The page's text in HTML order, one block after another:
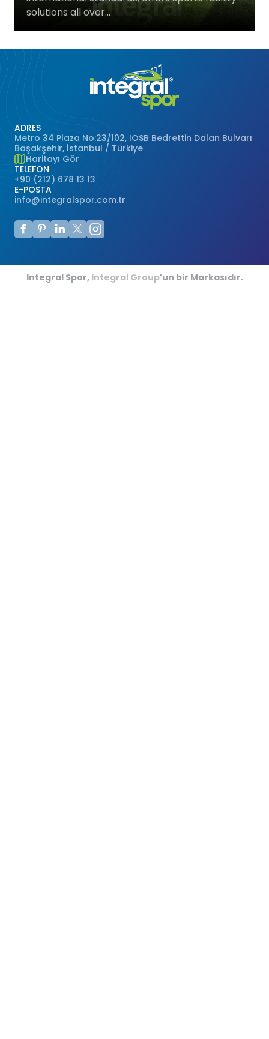
Basketbol Salonları
Voleybol Sahaları
Hentbol Sahaları
Hokey Sahaları
Beyzbol Sahaları
Ragbi Sahaları
Badminton Kortları
Doğal Çim
solutions all over...
ADRES
Metro 34 Plaza No:23/102, İOSB Bedrettin Dalan Bulvarı
Başakşehir, İstanbul / Türkiye
Haritayı Gör
TELEFON
+90 (212) 678 13 13
E-POSTA
info@integralspor.com.tr
Integral Spor, Integral Group'un bir Markasıdır.